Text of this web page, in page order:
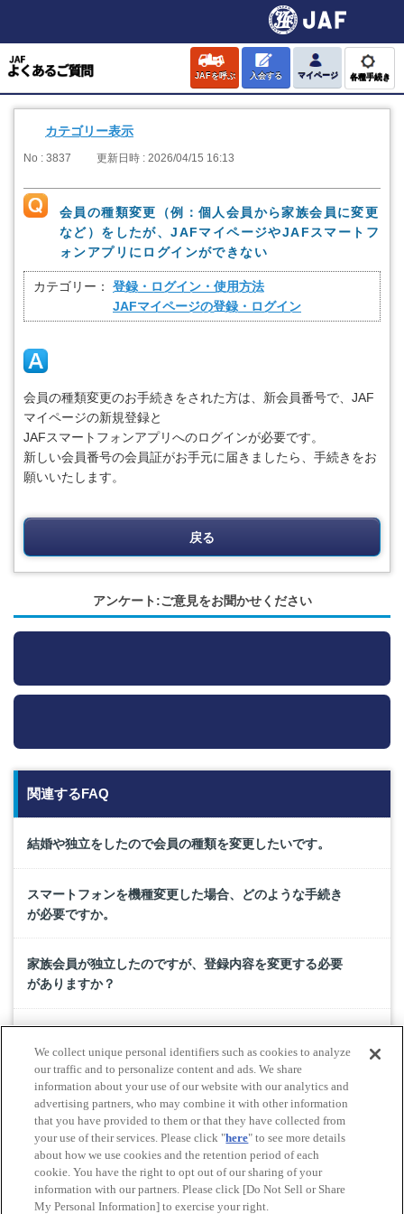
JAFを呼ぶ 入会する マイページ 各種手続き
カテゴリー表示
No : 3837 更新日時 : 2026/04/15 16:13
会員の種類変更（例：個人会員から家族会員に変更
など）をしたが、JAFマイページやJAFスマートフ
ォンアプリにログインができない
カテゴリー：
登録・ログイン・使用方法
JAFマイページの登録・ログイン
会員の種類変更のお手続きをされた方は、新会員番号で、JAF
マイページの新規登録と
JAFスマートフォンアプリへのログインが必要です。
新しい会員番号の会員証がお手元に届きましたら、手続きをお
願いいたします。
戻る
アンケート:ご意見をお聞かせください
関連するFAQ
結婚や独立をしたので会員の種類を変更したいです。
スマートフォンを機種変更した場合、どのような手続き
が必要ですか。
家族会員が独立したのですが、登録内容を変更する必要
がありますか？
えてください。
JAFマイページのパスワードを忘れました。
Do Not Sell or Share My Personal Information
© All rights reserved. JAF
We collect unique personal identifiers such as cookies to analyze
our traffic and to personalize content and ads. We share
information about your use of our website with our analytics and
advertising partners, who may combine it with other information
that you have provided to them or that they have collected from
your use of their services. Please click "here" to see more details
about how we use cookies and the retention period of each
cookie. You have the right to opt out of our sharing of your
information with our partners. Please click [Do Not Sell or Share
My Personal Information] to exercise your right.